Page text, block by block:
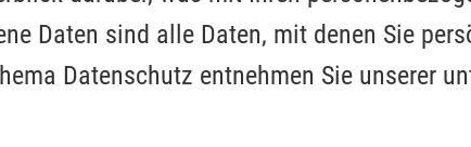
Daten sind alle Daten, mit denen Sie
Datenschutz entnehmen Sie unserer